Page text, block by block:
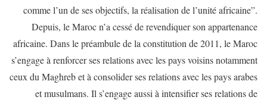
comme l’un de ses objectifs, la réalisation de l’unité africaine”.
Depuis, le Maroc n’a cessé de revendiquer son appartenance
africaine. Dans le préambule de la constitution de 2011, le Maroc
s’engage à renforcer ses relations avec les pays voisins notamment
ceux du Maghreb et à consolider ses relations avec les pays arabes
et musulmans. Il s’engage aussi à intensifier ses relations de